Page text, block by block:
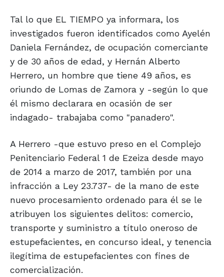
Tal lo que EL TIEMPO ya informara, los
investigados fueron identificados como Ayelén
Daniela Fernández, de ocupación comerciante
y de 30 años de edad, y Hernán Alberto
Herrero, un hombre que tiene 49 años, es
oriundo de Lomas de Zamora y -según lo que
él mismo declarara en ocasión de ser
indagado- trabajaba como "panadero".
A Herrero -que estuvo preso en el Complejo
Penitenciario Federal 1 de Ezeiza desde mayo
de 2014 a marzo de 2017, también por una
infracción a Ley 23.737- de la mano de este
nuevo procesamiento ordenado para él se le
atribuyen los siguientes delitos: comercio,
transporte y suministro a título oneroso de
estupefacientes, en concurso ideal, y tenencia
ilegítima de estupefacientes con fines de
comercialización.